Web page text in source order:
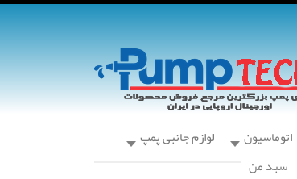
اتوماسیون
لوازم جانبی پمپ
سبد من